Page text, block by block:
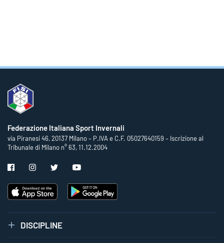
Federazione Italiana Sport Invernali
via Piranesi 46, 20137 Milano – P.IVA e C.F. 05027640159 – Iscrizione al
Tribunale di Milano n° 63, 11.12.2004
DISCIPLINE